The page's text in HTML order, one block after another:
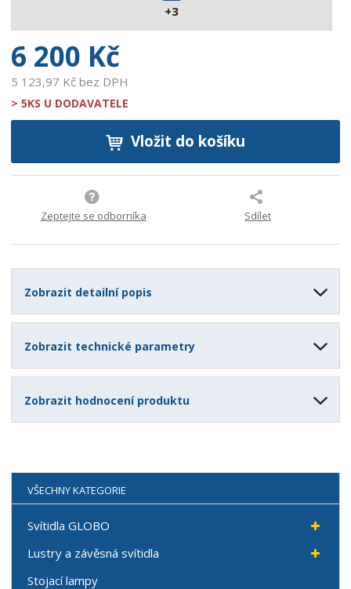
5
+3
6 200 Kč
5 123,97 Kč bez DPH
> 5KS U DODAVATELE
Vložit do košíku
Zeptejte se odborníka Sdílet
Zobrazit detailní popis
Zobrazit technické parametry
Zobrazit hodnocení produktu
VŠECHNY KATEGORIE
Svítidla GLOBO
Lustry a závěsná svítidla
Stojací lampy